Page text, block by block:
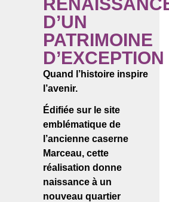
D’UN
PATRIMOINE
D’EXCEPTION
Quand l’histoire inspire
l’avenir.
Édifiée sur le site
emblématique de
l’ancienne caserne
Marceau, cette
réalisation donne
naissance à un
nouveau quartier